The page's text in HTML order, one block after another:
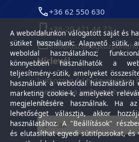
+36 62 550 630
+36-20 421 44 72
info@tisztasagkozpont.hu
Hírlevél
Iratkozzon fel hírlevelünkre,
megkapja a legfrissebb
híreket.
A weboldalunkon válogatott saját és
sütiket használunk: Alapvető sütik,
weboldal használatához;
könnyebben használhatók a
teljesítmény-sütik, amelyeket
használunk a weboldal
marketing cookie-k, amelyeket
megjelenítésére használnak. Ha
lehetőséget választja, akkor
használatához. A "Beállítások"
és elutasíthat egyedi sütitípusokat, és